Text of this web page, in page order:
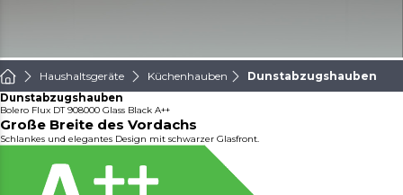
Haushaltsgeräte Küchenhauben Dunstabzugshauben
Dunstabzugshauben
Bolero Flux DT 908000 Glass Black A++
Große Breite des Vordachs
Schlankes und elegantes Design mit schwarzer Glasfront.